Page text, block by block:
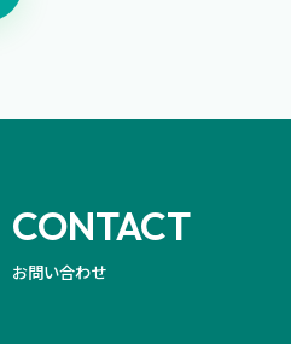
CONTACT
お問い合わせ